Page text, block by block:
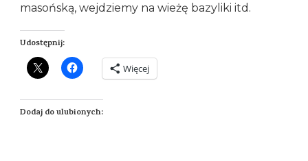
masońską, wejdziemy na wieżę bazyliki itd.
Udostępnij:
Więcej
Dodaj do ulubionych: